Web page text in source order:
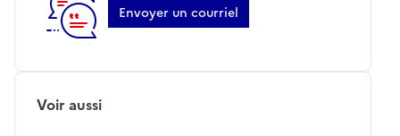
Envoyer un courriel
Voir aussi